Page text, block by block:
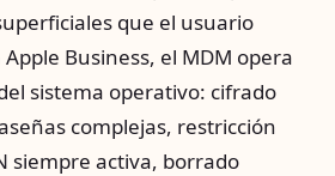
que el usuario
Business, el MDM opera
sistema operativo: cifrado
complejas, restricción
siempre activa, borrado